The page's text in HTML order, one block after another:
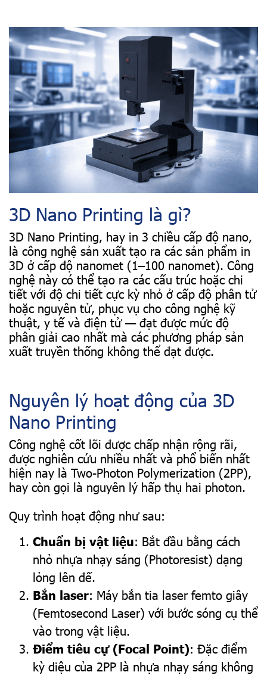
3D Nano Printing là gì?
3D Nano Printing, hay in 3 chiều cấp độ nano,
là công nghệ sản xuất tạo ra các sản phẩm in
3D ở cấp độ nanomet (1–100 nanomet). Công
nghệ này có thể tạo ra các cấu trúc hoặc chi
tiết với độ chi tiết cực kỳ nhỏ ở cấp độ phân tử
hoặc nguyên tử, phục vụ cho công nghệ kỹ
thuật, y tế và điện tử — đạt được mức độ
phân giải cao nhất mà các phương pháp sản
xuất truyền thống không thể đạt được.
Nguyên lý hoạt động của 3D
Nano Printing
Công nghệ cốt lõi được chấp nhận rộng rãi,
được nghiên cứu nhiều nhất và phổ biến nhất
hiện nay là Two-Photon Polymerization (2PP),
hay còn gọi là nguyên lý hấp thụ hai photon.
Quy trình hoạt động như sau:
Chuẩn bị vật liệu: Bắt đầu bằng cách
nhỏ nhựa nhạy sáng (Photoresist) dạng
lỏng lên đế.
Bắn laser: Máy bắn tia laser femto giây
(Femtosecond Laser) với bước sóng cụ thể
vào trong vật liệu.
Điểm tiêu cự (Focal Point): Đặc điểm
kỳ diệu của 2PP là nhựa nhạy sáng không